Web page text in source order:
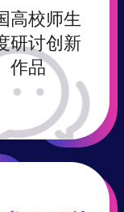
高校师生
研讨创新
作品